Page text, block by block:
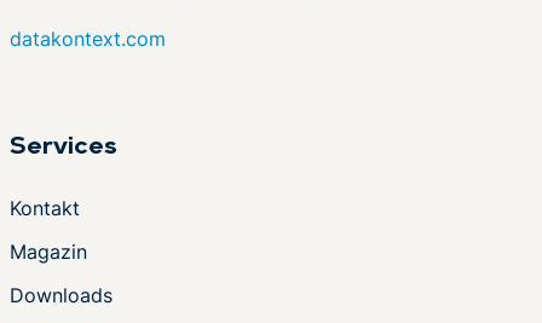
datakontext.com
Services
Kontakt
Magazin
Downloads